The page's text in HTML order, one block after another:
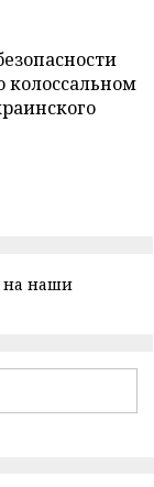
колоссальном
на наши